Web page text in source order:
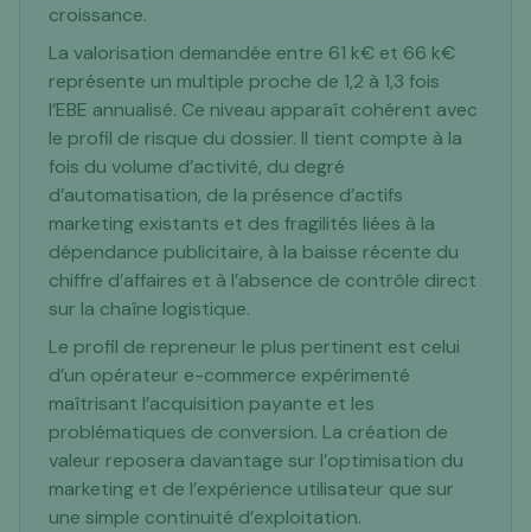
croissance.
La valorisation demandée entre 61 k€ et 66 k€
représente un multiple proche de 1,2 à 1,3 fois
l’EBE annualisé. Ce niveau apparaît cohérent avec
le profil de risque du dossier. Il tient compte à la
fois du volume d’activité, du degré
d’automatisation, de la présence d’actifs
marketing existants et des fragilités liées à la
dépendance publicitaire, à la baisse récente du
chiffre d’affaires et à l’absence de contrôle direct
sur la chaîne logistique.
Le profil de repreneur le plus pertinent est celui
d’un opérateur e-commerce expérimenté
maîtrisant l’acquisition payante et les
problématiques de conversion. La création de
valeur reposera davantage sur l’optimisation du
marketing et de l’expérience utilisateur que sur
une simple continuité d’exploitation.